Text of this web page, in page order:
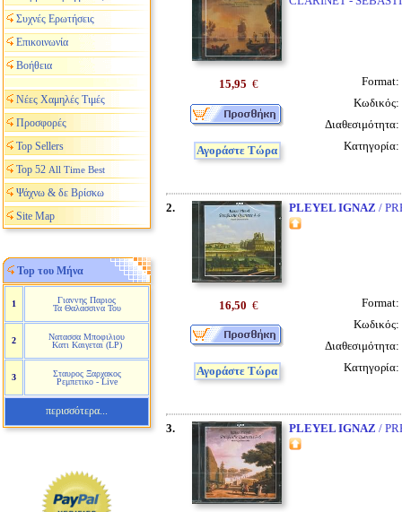
Συχνές Ερωτήσεις
Επικοινωνία
Βοήθεια
Νέες Χαμηλές Τιμές
Προσφορές
Top Sellers
Top 52 All Time Best
Ψάχνω & δε Βρίσκω
Site Map
Top του Μήνα
1
Γιαννης Παριος
Τα Θαλασσινα Του
2
Νατασσα Μποφιλιου
Κατι Καιγεται (LP)
3
Σταυρος Ξαρχακος
Ρεμπετικο - Live
περισσότερα...
15,95 €
Αγοράστε Τώρα
Format:
Κωδικός:
Διαθεσιμότητα:
Κατηγορία:
2. PLEYEL IGNAZ /
16,50 €
Αγοράστε Τώρα
Format:
Κωδικός:
Διαθεσιμότητα:
Κατηγορία:
3. PLEYEL IGNAZ /